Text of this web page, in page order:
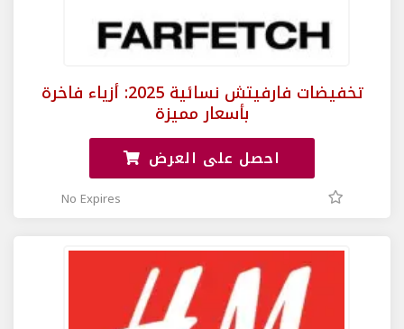
تخفيضات فارفيتش نسائية 2025: أزياء فاخرة
بأسعار مميزة
احصل على العرض
No Expires